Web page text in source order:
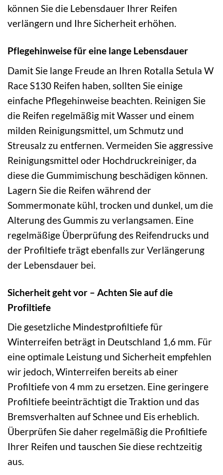
können Sie die Lebensdauer Ihrer Reifen
verlängern und Ihre Sicherheit erhöhen.
Pflegehinweise für eine lange Lebensdauer
Damit Sie lange Freude an Ihren Rotalla Setula W
Race S130 Reifen haben, sollten Sie einige
einfache Pflegehinweise beachten. Reinigen Sie
die Reifen regelmäßig mit Wasser und einem
milden Reinigungsmittel, um Schmutz und
Streusalz zu entfernen. Vermeiden Sie aggressive
Reinigungsmittel oder Hochdruckreiniger, da
diese die Gummimischung beschädigen können.
Lagern Sie die Reifen während der
Sommermonate kühl, trocken und dunkel, um die
Alterung des Gummis zu verlangsamen. Eine
regelmäßige Überprüfung des Reifendrucks und
der Profiltiefe trägt ebenfalls zur Verlängerung
der Lebensdauer bei.
Sicherheit geht vor – Achten Sie auf die
Profiltiefe
Die gesetzliche Mindestprofiltiefe für
Winterreifen beträgt in Deutschland 1,6 mm. Für
eine optimale Leistung und Sicherheit empfehlen
wir jedoch, Winterreifen bereits ab einer
Profiltiefe von 4 mm zu ersetzen. Eine geringere
Profiltiefe beeinträchtigt die Traktion und das
Bremsverhalten auf Schnee und Eis erheblich.
Überprüfen Sie daher regelmäßig die Profiltiefe
Ihrer Reifen und tauschen Sie diese rechtzeitig
aus.